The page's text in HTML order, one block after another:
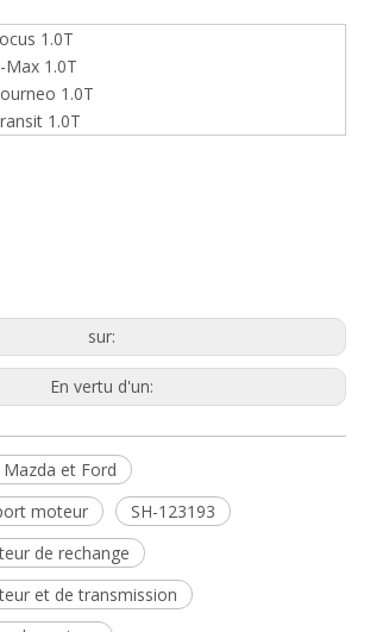
1.0T
Max 1.0T
1.0T
1.0T
sur:
En vertu d'un:
et Ford
moteur
SH-123193
de rechange
et de transmission